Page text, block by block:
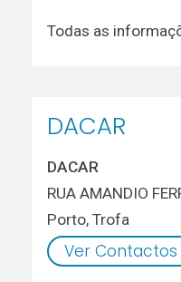
Todas as
DACAR
DACAR
RUA AMANDIO
Porto, Trofa
Ver Contactos